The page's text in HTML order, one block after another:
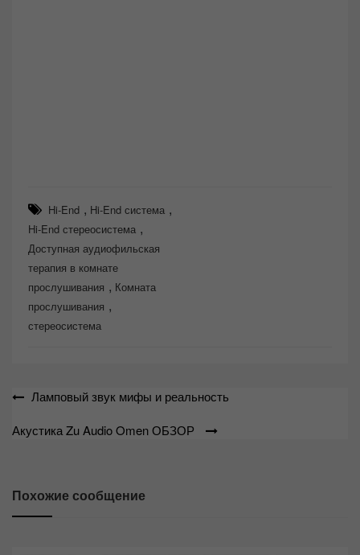
Hi-End , Hi-End система ,
Hi-End стереосистема ,
Доступная аудиофильская
терапия в комнате
прослушивания , Комната
прослушивания ,
стереосистема
Навигация
записям
Ламповый звук мифы и реальность
Акустика Zu Audio Omen ОБЗОР
Похожие сообщение